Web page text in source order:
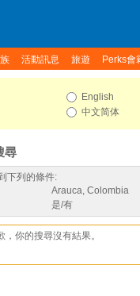
活動訊息 旅遊 Perks會
English
中文简体
尋
下列的條件:
Arauca, Colombia
是/有
，你的搜尋沒有結果。